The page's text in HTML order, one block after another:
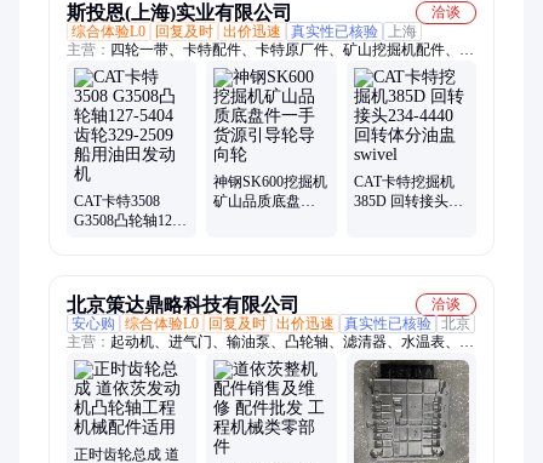
斯投恩(上海)实业有限公司
洽谈
综合体验L0
回复及时 出价迅速 真实性已核验
上海
主营： 四轮一带、卡特配件、卡特原厂件、矿山挖掘机配件、推
土机配件、底盘件、链轨、回转支承、液压油缸、接地件、刀角
板、履带总成、支重轮、D11、6020 6030 6040、驱动齿 齿块、
引导轮、PC2000、卡特374F、双边支重轮 矿山品质、矿山铲
斗、履带板、SE980、托轮、挖斗 斗齿
CAT卡特3508
G3508凸轮轴127-
神钢SK600挖掘机
矿山品质底盘件
CAT卡特挖掘机
385D 回转接头
北京策达鼎略科技有限公司
洽谈
安心购
综合体验L0 回复及时 出价迅速 真实性已核验 北京
主营： 起动机、进气门、输油泵、凸轮轴、滤清器、水温表、皮
带轮、柴油机、排气管、整机配、冷却器、发电机、螺塞管、电
脑版、排气门、电磁阀、执行器、单体泵、高压泵、继电器、液
压泵、呼吸器、涨紧轮、连杆瓦、增压器、喷油器
正时齿轮总成 道